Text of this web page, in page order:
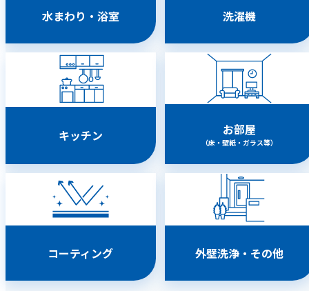
水まわり・浴室 洗濯機
キッチン お部屋
（床・壁紙・ガラス等）
コーティング 外壁洗浄・その他